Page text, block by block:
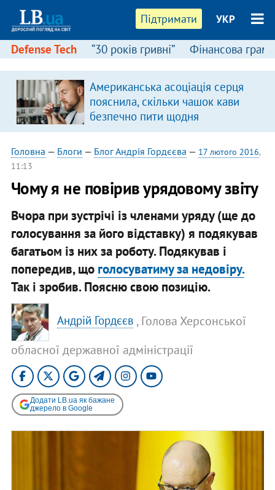
Підтримати УКР
Defense Tech “30 років гривні” Фінансова
Американська асоціація серця
пояснила, скільки чашок кави
безпечно пити щодня
Головна — Блоги — Блог Андрія Гордєєва — 17 лютого 2016,
11:13
Чому я не повірив урядовому звіту
Вчора при зустрічі із членами уряду (ще до
голосування за його відставку) я подякував
багатьом із них за роботу. Подякував і
попередив, що голосуватиму за недовіру.
Так і зробив. Поясню свою позицію.
Андрій Гордєєв , Голова Херсонської
обласної державної адміністрації
Додати LB.ua як бажане
джерело в Google